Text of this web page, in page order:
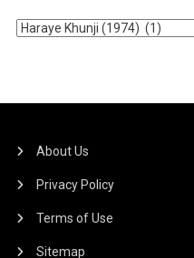
All
About Us
Privacy Policy
Terms of Use
Sitemap